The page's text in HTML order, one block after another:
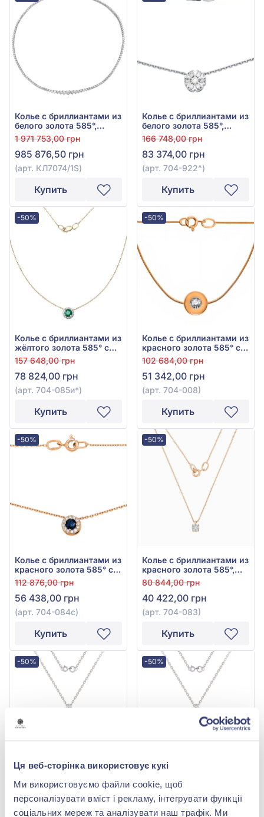
Ця веб-сторінка використовує кукі
Ми використовуємо файли cookie, щоб
персоналізувати вміст і рекламу, інтегрувати функції
соціальних мереж та аналізувати наш трафік. Ми
Колье с бриллиантами из
белого золота 585°,
Бриллиант 10,21ct, арт.
КЛ7074/1S
1 971 753,00 грн
985 876,50 грн
(арт. КЛ7074/1S)
Купить
Колье с бриллиантами из
белого золота 585°,
Бриллиант 0,35ct, арт.
704-922
166 748,00 грн
83 374,00 грн
(арт. 704-922^)
Купить
-50%
Колье с бриллиантами из
жёлтого золота 585° с
зелёным изумрудом
0,5ct и бриллиантом
0,16ct, арт. 704-085и*
157 648,00 грн
78 824,00 грн
(арт. 704-085и*)
Купить
-50%
Колье с бриллиантами из
красного золота 585° с
бриллиантом 0,1ct, арт.
704-008
102 684,00 грн
51 342,00 грн
(арт. 704-008)
Купить
-50%
Колье с бриллиантами из
красного золота 585° с
синим сапфиром 0,3ct и
бриллиантом 0,12ct, арт.
704-084с
112 876,00 грн
56 438,00 грн
(арт. 704-084с)
Купить
-50%
Колье с бриллиантами из
красного золота 585°,
бриллиант 0,08ct, арт.
704-083
80 844,00 грн
40 422,00 грн
(арт. 704-083)
Купить
-50%
Колье с бриллиантами из
белого золота 585°,
Бриллиант 0,88ct, арт. 6-
32069
206 030,00 грн
-50%
Колье с бриллиантами из
белого золота 585°,
бриллиант 1,59ct, арт. 6-
32071
354 564,00 грн